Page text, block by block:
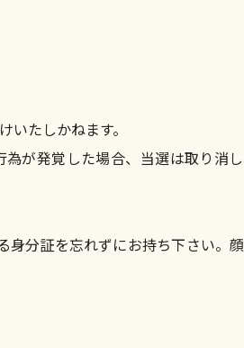
たしかねます。
が発覚した場合、当選は取り消
身分証を忘れずにお持ち下さい。